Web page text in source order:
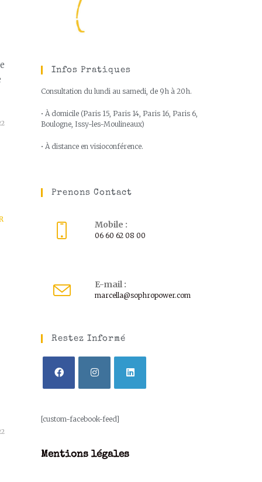
Infos Pratiques
Consultation du lundi au samedi, de 9h à 20h.
• À domicile (Paris 15, Paris 14, Paris 16, Paris 6,
Boulogne, Issy-les-Moulineaux)
• À distance en visioconférence.
Prenons Contact
Mobile :
06 60 62 08 00
E-mail :
marcella@sophropower.com
Restez Informé
[custom-facebook-feed]
Mentions légales